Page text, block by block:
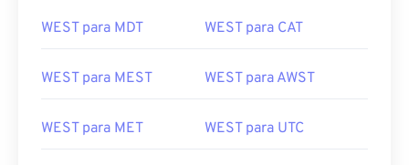
WEST para MDT WEST para CAT
WEST para MEST WEST para AWST
WEST para MET WEST para UTC